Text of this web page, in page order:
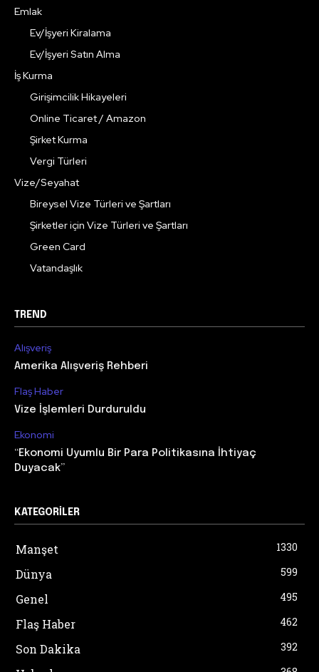
Emlak
Ev/İşyeri Kiralama
Ev/İşyeri Satın Alma
İş Kurma
Girişimcilik Hikayeleri
Online Ticaret / Amazon
Şirket Kurma
Vergi Türleri
Vize/Seyahat
Bireysel Vize Türleri ve Şartları
Şirketler için Vize Türleri ve Şartları
Green Card
Vatandaşlık
TREND
Alışveriş
Amerika Alışveriş Rehberi
Flaş Haber
Vize İşlemleri Durduruldu
Ekonomi
“Ekonomi Uyumlu Bir Para Politikasına İhtiyaç
Duyacak”
KATEGORILER
Manşet 1330
Dünya 599
Genel 495
Flaş Haber 462
Son Dakika 392